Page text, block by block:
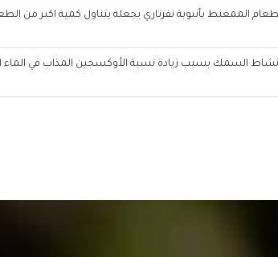
الممغنط بأنبوبة نفرتاري يجعله يتناول كمية اكبر من
السمك بسبب زيادة نسبة الأوكسجين المذاب في الماء